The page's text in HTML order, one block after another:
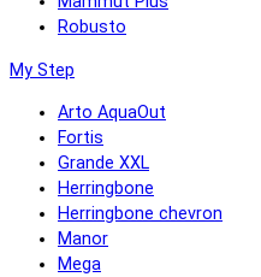
Robusto
My Step
Arto AquaOut
Fortis
Grande XXL
Herringbone
Herringbone chevron
Manor
Mega